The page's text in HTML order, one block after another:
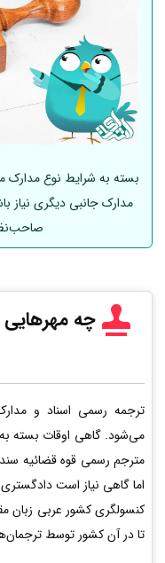
بسته به شرایط نوع مدارک
مدارک جانبی دیگری نیاز
چه
ترجمه رسمی اسناد و
می‌شود. گاهی اوقات بسته
مترجم رسمی قوه قضائیه سند
اما گاهی نیاز است
کنسولگری کشور عربی زبان
تا در آن کشور توسط